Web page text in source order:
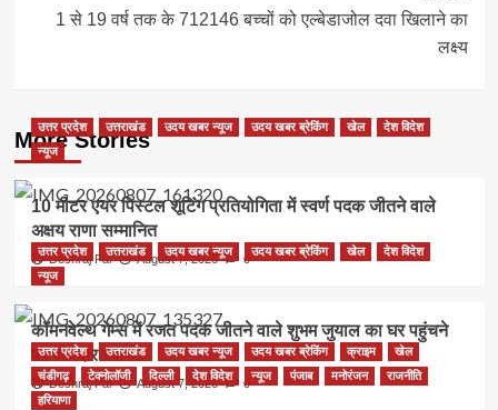
1 से 19 वर्ष तक के 712146 बच्चों को एल्बेडाजोल दवा खिलाने का
लक्ष्य
More Stories
उत्तर प्रदेश उत्तराखंड उदय खबर न्यूज उदय खबर ब्रेकिंग खेल
देश विदेश
न्यूज
10 मीटर एयर पिस्टल शूटिंग प्रतियोगिता में स्वर्ण पदक जीतने वाले
अक्षय राणा सम्मानित
Deshraj Pal August 7, 2026 0
उत्तर प्रदेश उत्तराखंड उदय खबर न्यूज उदय खबर ब्रेकिंग खेल
देश विदेश
न्यूज
कॉमनवेल्थ गेम्स में रजत पदक जीतने वाले शुभम जुयाल का घर पहुंचने
पर जोरदार स्वागत
Deshraj Pal August 7, 2026 0
उत्तर प्रदेश उत्तराखंड उदय खबर न्यूज उदय खबर ब्रेकिंग क्राइम
खेल
चंडीगढ़
टेक्नोलॉजी दिल्ली देश विदेश न्यूज पंजाब मनोरंजन
राजनीति
हरियाणा